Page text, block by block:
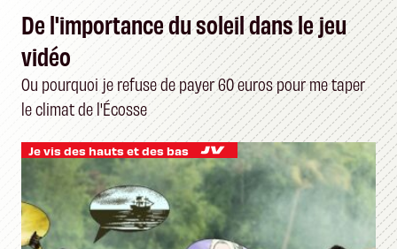
De l'importance du soleil dans le jeu
vidéo
Ou pourquoi je refuse de payer 60 euros pour me taper
le climat de l'Écosse
Je vis des hauts et des bas